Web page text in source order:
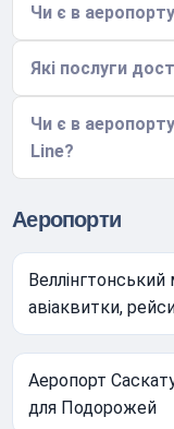
Чи є в
Які послуги
Чи є в
Line?
Аеропорти
авіаквитки,
Аеропорт
для Подорожей